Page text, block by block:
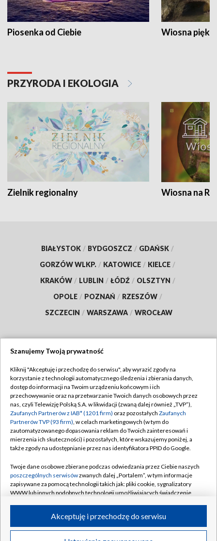
Piosenka od Ciebie Wiosna
PRZYRODA I EKOLOGIA
Zielnik regionalny Wiosna na
BIAŁYSTOK / BYDGOSZCZ / GDAŃSK /
GORZÓW WLKP. / KATOWICE / KIELCE /
KRAKÓW / LUBLIN / ŁÓDŹ / OLSZTYN /
OPOLE / POZNAŃ / RZESZÓW /
SZCZECIN / WARSZAWA / WROCŁAW
TVP
Abonament TVP
Emisja w TVP
Centrum informacji TVP
Naziemna Telewizja Cyfrowa
Rada Programowa
System NOS
Informacje o nadawcy
Program dla prasy
Regulamin TVP
Polityka prywatności
Moje zgody
Pomoc
Kontakt
Kanały
©2026 Telewizja Polska S.A. w likwidacji
Szanujemy Twoją prywatność
Kliknij "Akceptuję i przechodzę do serwisu", aby wyrazić zgody na
korzystanie z technologii automatycznego śledzenia i zbierania danych,
dostęp do informacji na Twoim urządzeniu końcowym i ich
przechowywanie oraz na przetwarzanie Twoich danych osobowych przez
nas, czyli Telewizję Polską S.A. w likwidacji (zwaną dalej również „TVP”),
Zaufanych Partnerów z IAB* (1201 firm) oraz pozostałych Zaufanych
Partnerów TVP (93 firm), w celach marketingowych (w tym do
zautomatyzowanego dopasowania reklam do Twoich zainteresowań i
mierzenia ich skuteczności) i pozostałych, które wskazujemy poniżej, a
także zgody na udostępnianie przez nas identyfikatora PPID do Google.
Twoje dane osobowe zbierane podczas odwiedzania przez Ciebie naszych
poszczególnych serwisówzwanych dalej „Portalem”, w tym informacje
zapisywane za pomocą technologii takich jak: pliki cookie, sygnalizatory
WWW lub innych podobnych technologii umożliwiających świadczenie
ruchu w Internecie.
Twoje dane osobowe zbierane podczas odwiedzania przez Ciebie
Akceptuję i przechodzę do serwisu